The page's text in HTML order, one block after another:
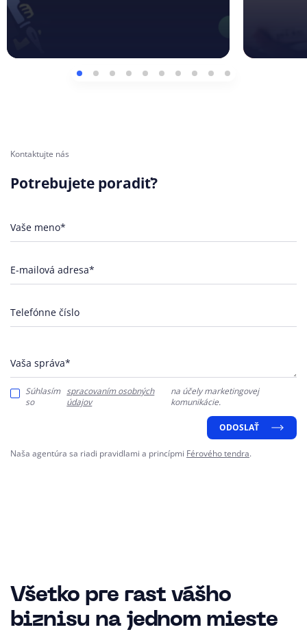
Kontaktujte nás
Potrebujete poradiť?
Vaše meno*
E-mailová adresa*
Telefónne číslo
Vaša správa*
Súhlasím
so
spracovaním osobných
údajov
na účely marketingovej
komunikácie.
ODOSLAŤ
Naša agentúra sa riadi pravidlami a princípmi Férového tendra.
Všetko pre rast vášho
biznisu na jednom mieste